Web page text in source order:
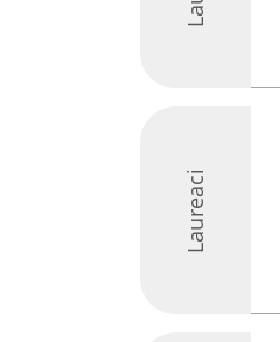
Laureaci